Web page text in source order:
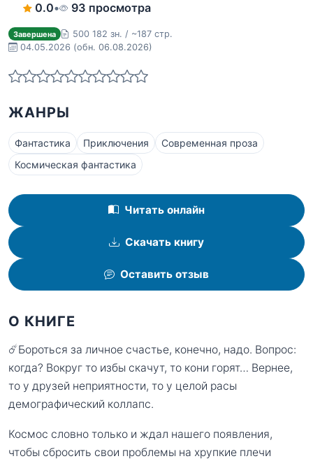
0.0• 93 просмотра
Завершена
500 182 зн. / ~187 стр.
04.05.2026 (обн. 06.08.2026)
ЖАНРЫ
Фантастика Приключения
Современная проза
Космическая фантастика
Читать онлайн
Скачать книгу
Оставить отзыв
О КНИГЕ
☄️Бороться за личное счастье, конечно, надо. Вопрос:
когда? Вокруг то избы скачут, то кони горят… Вернее,
то у друзей неприятности, то у целой расы
демографический коллапс.
Космос словно только и ждал нашего появления,
чтобы сбросить свои проблемы на хрупкие плечи